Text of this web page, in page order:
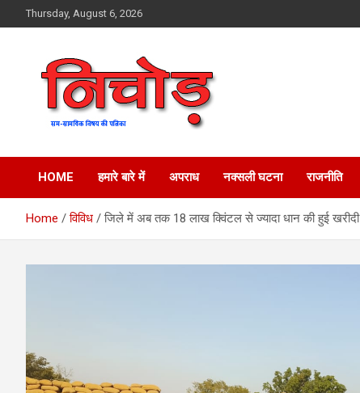
to
Thursday, August 6, 2026
Nichod
HOME हमारे बारे में अपराध नक्सली घटना राजनीति
Home विविध जिले में अब तक 18 लाख क्विंटल से ज्यादा धान की हुई खरीदी